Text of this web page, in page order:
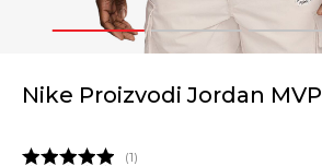
1 2 3
Nike Proizvodi Jordan MVP
1